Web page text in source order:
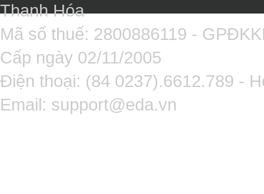
Thanh Hóa
Mã số thuế: 2800886119 -
Cấp ngày 02/11/2005
Điện thoại: (84 0237).6612.789 -
Email: support@eda.vn